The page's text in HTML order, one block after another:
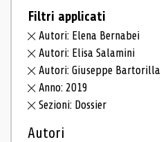
Filtri applicati
Autori: Elena Bernabei
Autori: Elisa Salamini
Autori: Giuseppe Bartorilla
Anno: 2019
Sezioni: Dossier
Autori